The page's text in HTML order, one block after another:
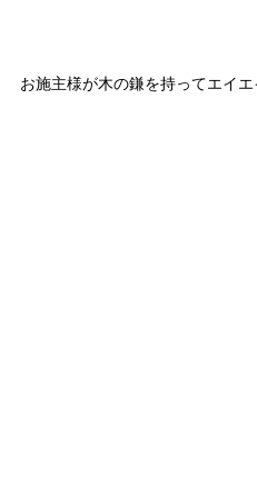
お施主様が木の鎌を持ってエイ